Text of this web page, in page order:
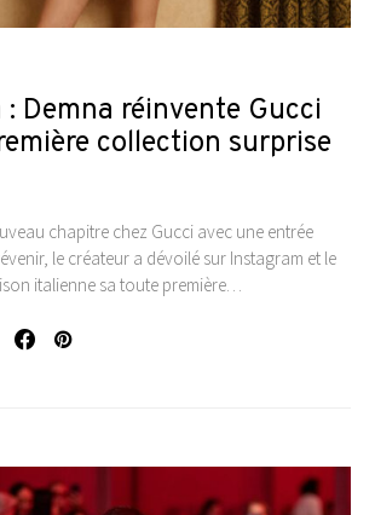
: Demna réinvente Gucci
collection surprise
chapitre chez Gucci avec une entrée
le créateur a dévoilé sur Instagram et le
italienne sa toute première…